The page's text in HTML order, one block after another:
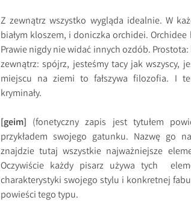
Z zewnątrz wszystko wygląda idealnie. W
białym kloszem, i doniczka orchidei.
Prawie nigdy nie widać innych ozdób.
zewnątrz: spójrz, jesteśmy tacy jak wszyscy,
miejscu na ziemi to fałszywa filozofia. I
kryminały.
[geim] (fonetyczny zapis jest tytułem
przykładem swojego gatunku. Nazwę go
znajdzie tutaj wszystkie najważniejsze
Oczywiście każdy pisarz używa tych
charakterystyki swojego stylu i konkretnej
powieści tego typu.